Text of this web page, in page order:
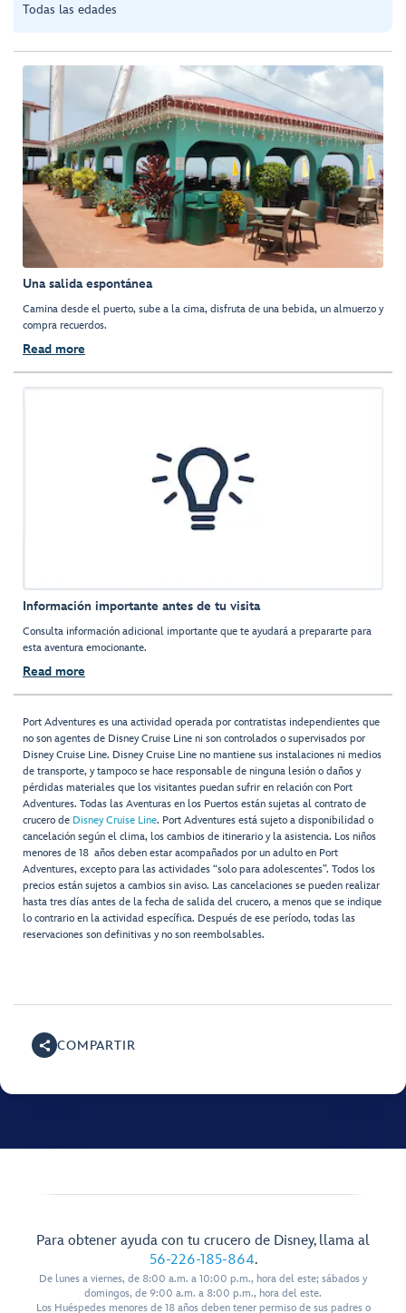
Todas las edades
Una salida espontánea
Camina desde el puerto, sube a la cima, disfruta de una bebida, un almuerzo y
compra recuerdos.
Read more
Información importante antes de tu visita
Consulta información adicional importante que te ayudará a prepararte para
esta aventura emocionante.
Read more
Port Adventures es una actividad operada por contratistas independientes que
no son agentes de Disney Cruise Line ni son controlados o supervisados por
Disney Cruise Line. Disney Cruise Line no mantiene sus instalaciones ni medios
de transporte, y tampoco se hace responsable de ninguna lesión o daños y
pérdidas materiales que los visitantes puedan sufrir en relación con Port
Adventures. Todas las Aventuras en los Puertos están sujetas al contrato de
crucero de Disney Cruise Line. Port Adventures está sujeto a disponibilidad o
cancelación según el clima, los cambios de itinerario y la asistencia. Los niños
menores de 18 años deben estar acompañados por un adulto en Port
Adventures, excepto para las actividades “solo para adolescentes”. Todos los
precios están sujetos a cambios sin aviso. Las cancelaciones se pueden realizar
hasta tres días antes de la fecha de salida del crucero, a menos que se indique
lo contrario en la actividad específica. Después de ese período, todas las
reservaciones son definitivas y no son reembolsables.
COMPARTIR
Para obtener ayuda con tu crucero de Disney, llama al
56-226-185-864.
De lunes a viernes, de 8:00 a.m. a 10:00 p.m., hora del este; sábados y
domingos, de 9:00 a.m. a 8:00 p.m., hora del este.
Los Huéspedes menores de 18 años deben tener permiso de sus padres o